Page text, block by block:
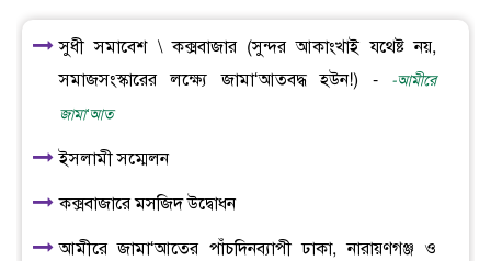
সুধী সমাবেশ \ কক্সবাজার (সুন্দর আকাংখাই যথেষ্ট নয়,
সমাজসংস্কারের লক্ষ্যে জামা‘আতবদ্ধ হউন!) -
-আমীরে
জামা‘আত
ইসলামী সম্মেলন
কক্সবাজারে মসজিদ উদ্বোধন
আমীরে জামা‘আতের পাঁচদিনব্যাপী ঢাকা, নারায়ণগঞ্জ ও